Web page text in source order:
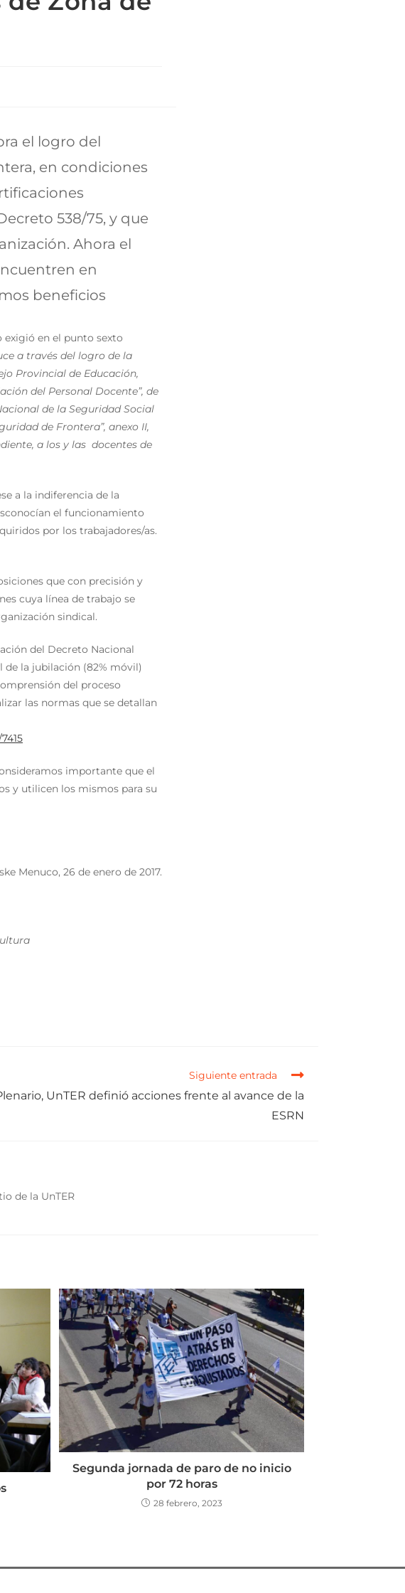
el logro del
en condiciones
538/75, y que
Ahora el
en
beneficios
en el punto sexto
a través del logro de la
Provincial de Educación,
del Personal Docente”, de
de la Seguridad Social
de Frontera”, anexo II,
a los y las docentes de
a la indiferencia de la
el funcionamiento
por los trabajadores/as.
que con precisión y
cuya línea de trabajo se
sindical.
del Decreto Nacional
de la jubilación (82% móvil)
del proceso
las normas que se detallan
importante que el
y utilicen los mismos para su
Menuco, 26 de enero de 2017.
Siguiente entrada
UnTER definió acciones frente al avance de la
ESRN
de la UnTER
Segunda jornada de paro de no inicio
por 72 horas
28 febrero, 2023